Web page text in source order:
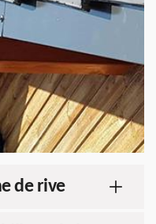
de rive